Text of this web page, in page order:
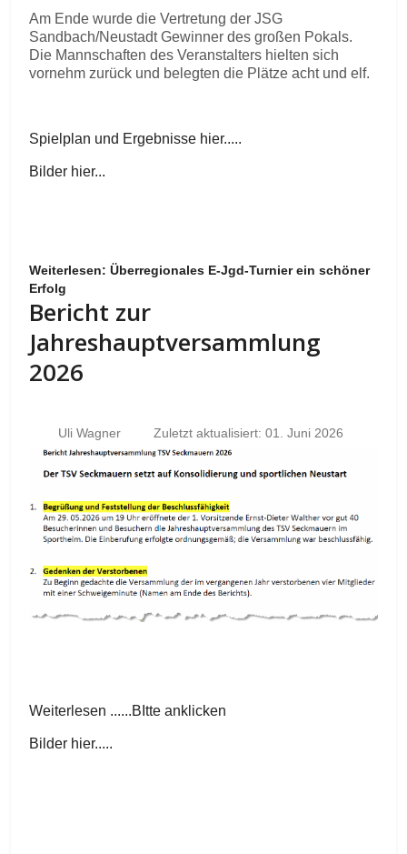
Am Ende wurde die Vertretung der JSG
Sandbach/Neustadt Gewinner des großen Pokals.
Die Mannschaften des Veranstalters hielten sich
vornehm zurück und belegten die Plätze acht und elf.
Spielplan und Ergebnisse hier.....
Bilder hier...
Weiterlesen: Überregionales E-Jgd-Turnier ein schöner
Erfolg
Bericht zur
Jahreshauptversammlung
2026
Uli Wagner Zuletzt aktualisiert: 01. Juni 2026
Weiterlesen ......BItte anklicken
Bilder hier.....